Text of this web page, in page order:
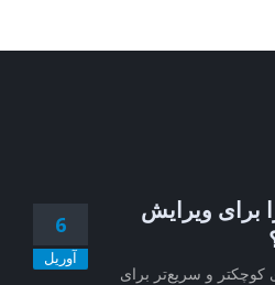
6
آوریل
برای ویرایش
کوچکتر و سریع‌تر برای